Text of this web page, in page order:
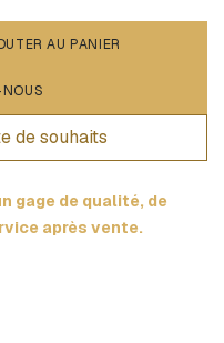
AU PANIER
de souhaits
gage de qualité, de
après vente.